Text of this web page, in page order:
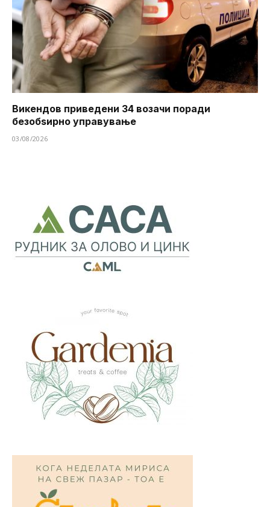
Викендов приведени 34 возачи поради
безобѕирно управување
03/08/2026